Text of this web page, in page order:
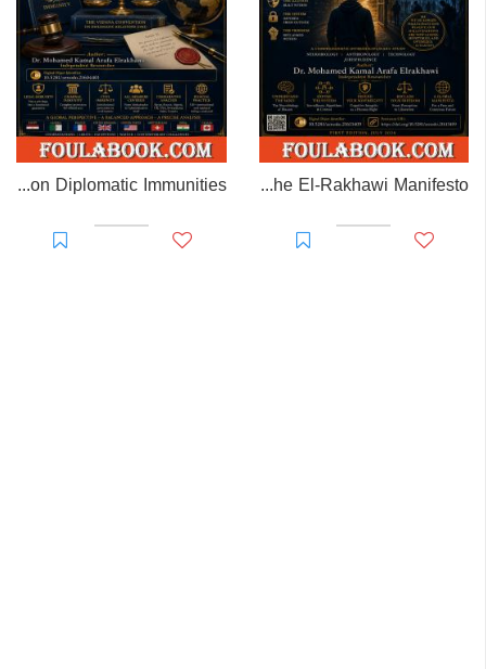
Prisoner of Perception: The El-Rakhawi Manifesto
EL-RAKHAWI MONOGRAPH on Diplomatic Immunities